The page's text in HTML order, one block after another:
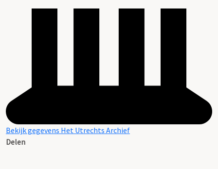
Bekijk gegevens Het Utrechts Archief
Delen